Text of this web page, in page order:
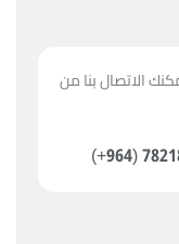
الاتصال بنا من